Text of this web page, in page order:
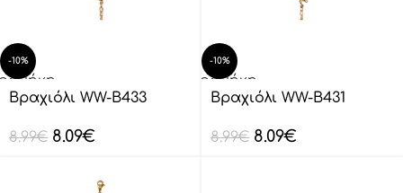
-10%
Βραχιόλι WW-B433
8.99€ 8.09€
-10%
Προσθήκη
καλάθι
Βραχιόλι WW-B431
8.99€ 8.09€